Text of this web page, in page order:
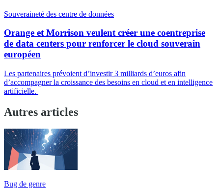
Souveraineté des centre de données
Orange et Morrison veulent créer une coentreprise
de data centers pour renforcer le cloud souverain
européen
Les partenaires prévoient d’investir 3 milliards d’euros afin
d’accompagner la croissance des besoins en cloud et en intelligence
artificielle.
Autres articles
Bug de genre